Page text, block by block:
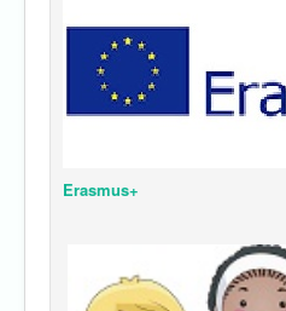
Erasmus+